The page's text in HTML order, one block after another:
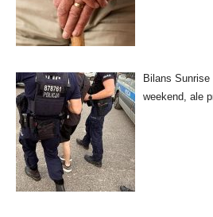
Bilans
weekend, ale